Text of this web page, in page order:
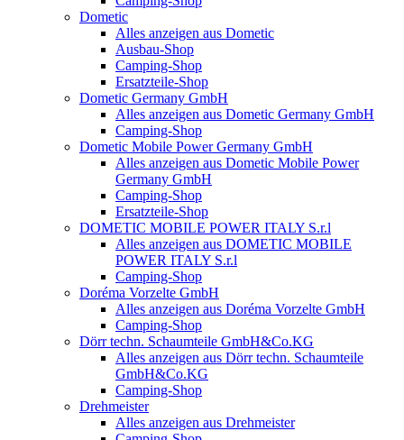
Dometic
Alles anzeigen aus Dometic
Ausbau-Shop
Camping-Shop
Ersatzteile-Shop
Dometic Germany GmbH
Alles anzeigen aus Dometic Germany GmbH
Camping-Shop
Dometic Mobile Power Germany GmbH
Alles anzeigen aus Dometic Mobile Power
Germany GmbH
Camping-Shop
Ersatzteile-Shop
DOMETIC MOBILE POWER ITALY S.r.l
Alles anzeigen aus DOMETIC MOBILE
POWER ITALY S.r.l
Camping-Shop
Doréma Vorzelte GmbH
Alles anzeigen aus Doréma Vorzelte GmbH
Camping-Shop
Dörr techn. Schaumteile GmbH&Co.KG
Alles anzeigen aus Dörr techn. Schaumteile
GmbH&Co.KG
Camping-Shop
Drehmeister
Alles anzeigen aus Drehmeister